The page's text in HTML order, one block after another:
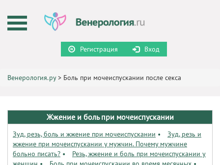
Регистрация Вход
Венерология.ру> Боль при мочеиспускании после секса
Жжение и боль при мочеиспускании
Зуд, резь, боль и жжение при мочеиспускании •
Зуд, резь и
жжение при мочеиспускании у мужчин. Почему мужчине
больно писать? •
Резь, жжение и боль при мочеиспускании у